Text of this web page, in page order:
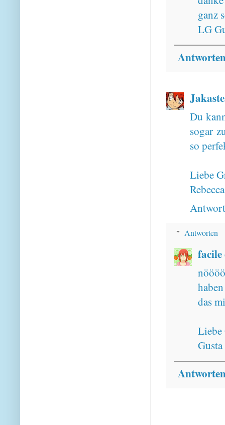
ganz
LG
Du
sogar
so
Liebe
Rebecca
Antworten
facile
das
Liebe
Gusta